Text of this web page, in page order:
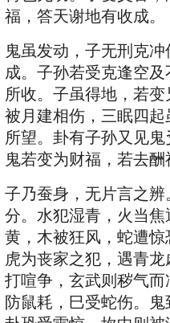
福，答天谢地有收成。
鬼虽发动，子无刑克
成。子孙若受克逢空
所收。子虽得地，若
被月建相伤，三眠四
所望。卦有子孙又见鬼
鬼若变为财福，若去酬
子乃蚕身，无片言之
分。水犯湿青，火当
黄，木被狂风，蛇遭
虎为丧家之犯，遇青
打喧争，玄武则秽气
防鼠耗，巳受蛇伤。